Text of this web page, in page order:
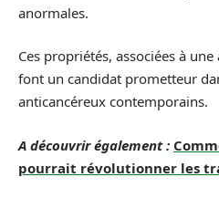
anormales.
Ces propriétés, associées à
font un candidat prometteur
anticancéreux contemporains.
A découvrir également :
pourrait révolutionner les